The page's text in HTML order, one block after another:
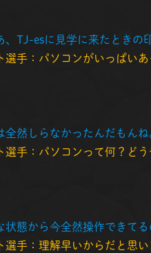
、TJ-esに見学に来たときの
選手：パソコンがいっぱい
全然しらなかったんだもんね
選手：パソコンって何？ど
状態から今全然操作できてる
選手：理解早いからだと思い